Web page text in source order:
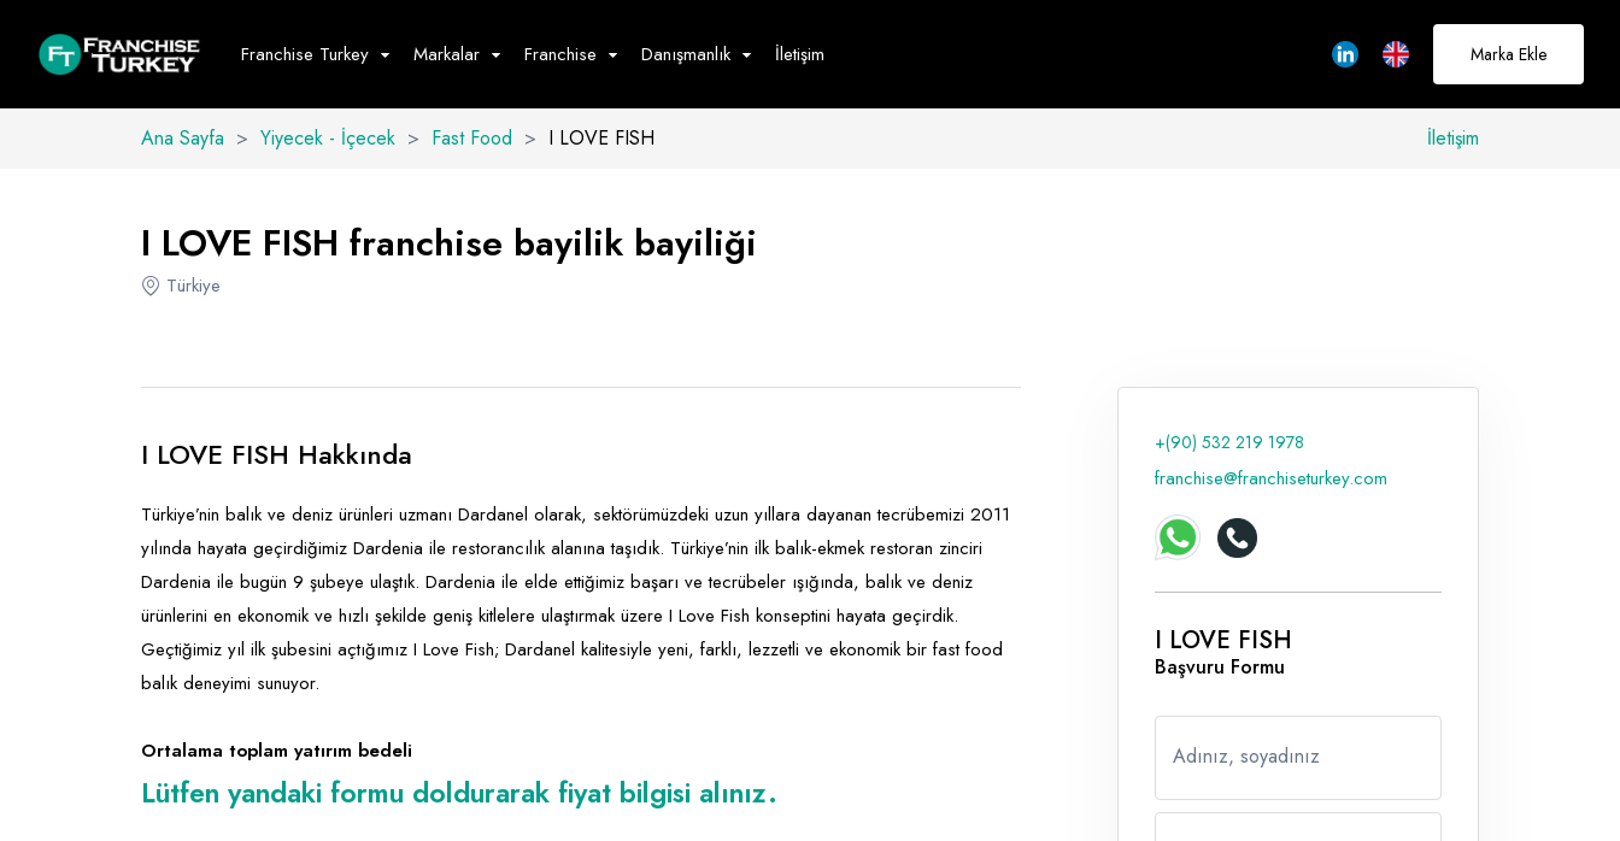
Franchise Turkey Markalar
Hepsini Göster
buradayız
Hakkımızda
Franchise Danışmanlık İletişim Marka Ekle
Ana Sayfa > Yiyecek - İçecek > Fast Food > I LOVE FISH İletişim
I LOVE FISH franchise bayilik bayiliği
Türkiye
I LOVE FISH Hakkında
Türkiye’nin balık ve deniz ürünleri uzmanı Dardanel olarak, sektörümüzdeki uzun yıllara dayanan tecrübemizi 2011
yılında hayata geçirdiğimiz Dardenia ile restorancılık alanına taşıdık. Türkiye’nin ilk balık-ekmek restoran zinciri
Dardenia ile bugün 9 şubeye ulaştık. Dardenia ile elde ettiğimiz başarı ve tecrübeler ışığında, balık ve deniz
ürünlerini en ekonomik ve hızlı şekilde geniş kitlelere ulaştırmak üzere I Love Fish konseptini hayata geçirdik.
Geçtiğimiz yıl ilk şubesini açtığımız I Love Fish; Dardanel kalitesiyle yeni, farklı, lezzetli ve ekonomik bir fast food
balık deneyimi sunuyor.
Ortalama toplam yatırım bedeli
Lütfen yandaki formu doldurarak fiyat bilgisi alınız.
+(90) 532 219 1978
franchise@franchiseturkey.com
I LOVE FISH
Başvuru Formu
Adınız, soyadınız